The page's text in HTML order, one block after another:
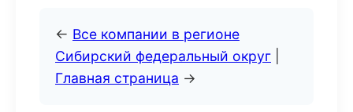
← Все компании в регионе
Сибирский федеральный округ
Главная страница →